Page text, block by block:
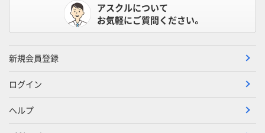
アスクルについて
お気軽にご質問ください。
新規会員登録
ログイン
ヘルプ